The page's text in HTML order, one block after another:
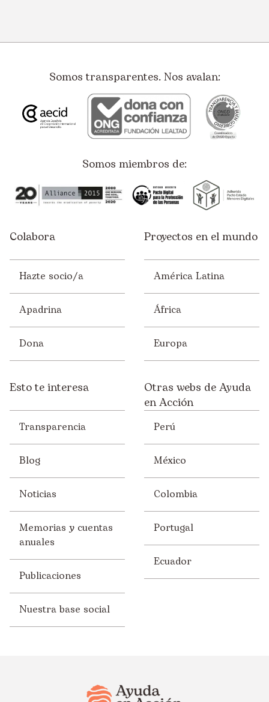
Somos transparentes. Nos avalan:
Somos miembros de:
Colabora
Hazte socio/a
Apadrina
Dona
Proyectos en el mundo
América Latina
África
Europa
Esto te interesa
Transparencia
Blog
Noticias
Memorias y cuentas
anuales
Publicaciones
Nuestra base social
Otras webs de Ayuda
en Acción
Perú
México
Colombia
Portugal
Ecuador